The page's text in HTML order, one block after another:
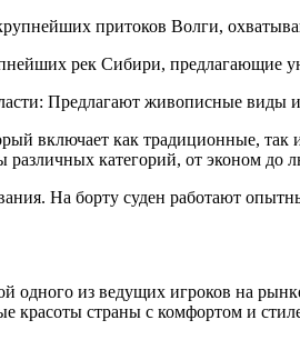
притоков Волги,
рек Сибири, предлагающие
Предлагают живописные виды
включает как традиционные,
категорий, от эконом
На борту суден работают
одного из ведущих игроков на
красоты страны с комфортом и